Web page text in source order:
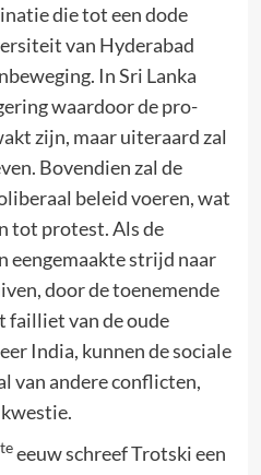
die tot een dode
van Hyderabad
In Sri Lanka
waardoor de pro-
zijn, maar uiteraard zal
Bovendien zal de
beleid voeren, wat
tot protest. Als de
eengemaakte strijd naar
door de toenemende
failliet van de oude
India, kunnen de sociale
van andere conflicten,
eeuw schreef Trotski een